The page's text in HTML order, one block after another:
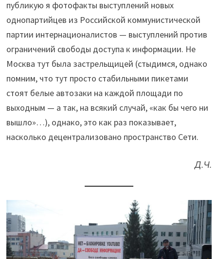
публикую я фотофакты выступлений новых
однопартийцев из Российской коммунистической
партии интернационалистов — выступлений против
ограничений свободы доступа к информации. Не
Москва тут была застрельщицей (стыдимся, однако
помним, что тут просто стабильными пикетами
стоят белые автозаки на каждой площади по
выходным — а так, на всякий случай, «как бы чего ни
вышло»…), однако, это как раз показывает,
насколько децентрализовано пространство Сети.
Д.Ч.